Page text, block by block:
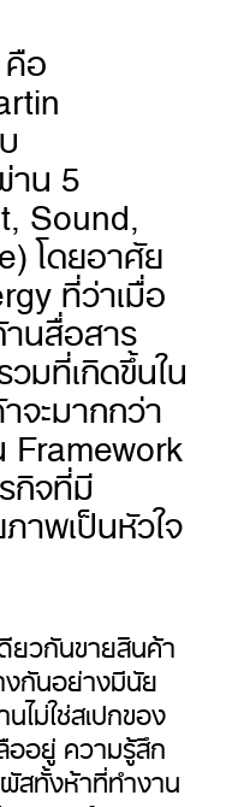
อ
น 5
Sound,
โดยอาศัย
ที่ว่าเมื่อ
นสื่อสาร
มที่เกิดขึ้นใน
จะมากกว่า
กิจที่มี
าพเป็นหัวใจ
ยวกันขายสินค้า
งกันอย่างมีนัย
ม่ใช่สเปกของ
ออยู่ ความรู้สึก
สทั้งห้าที่ทำงาน